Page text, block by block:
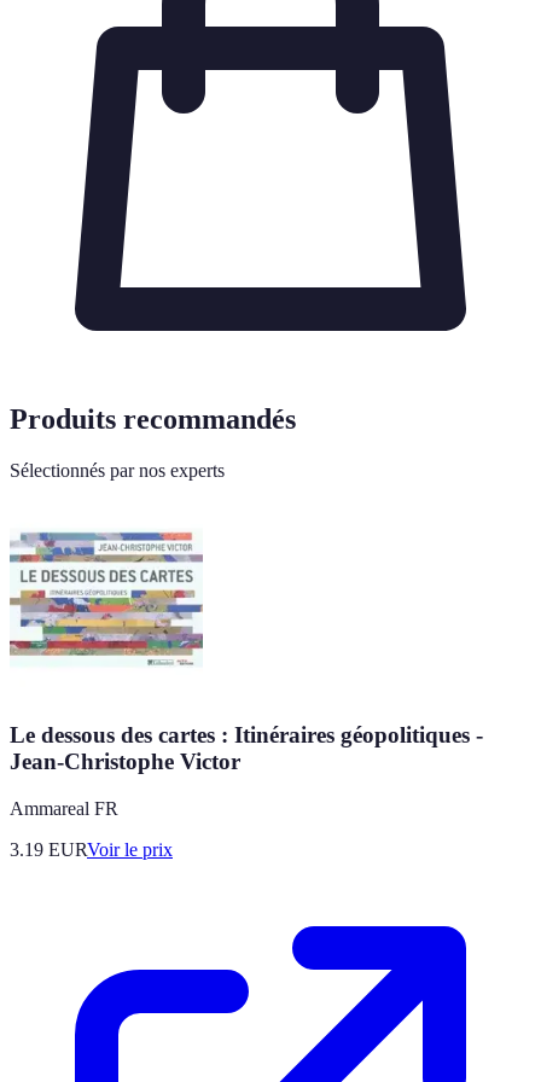
Produits recommandés
Sélectionnés par nos experts
Le dessous des cartes : Itinéraires géopolitiques -
Jean-Christophe Victor
Ammareal FR
3.19 EURVoir le prix